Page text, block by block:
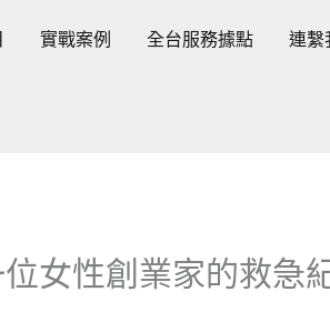
實戰案例 全台服務據點 連繫
女性創業家的救急